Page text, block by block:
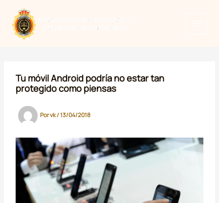
contenido
Tu móvil Android podría no estar tan
protegido como piensas
Porvk/13/04/2018